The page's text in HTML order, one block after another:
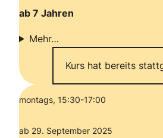
ab 7 Jahren
Mehr…
Kurs hat bereits
montags, 15:30-17:00
ab 29. September 2025